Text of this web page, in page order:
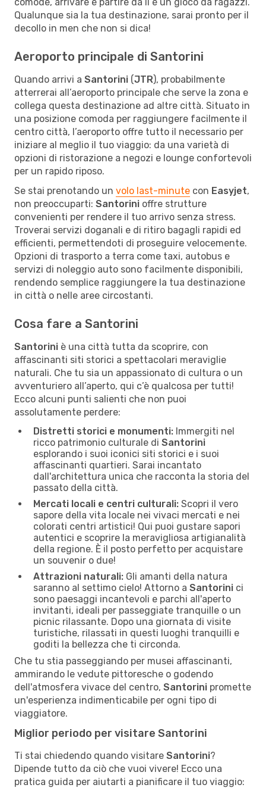
Qualunque sia la tua destinazione, sarai pronto per il
decollo in men che non si dica!
Aeroporto principale di Santorini
Quando arrivi a Santorini (JTR), probabilmente
atterrerai all’aeroporto principale che serve la zona e
collega questa destinazione ad altre città. Situato in
una posizione comoda per raggiungere facilmente il
centro città, l’aeroporto offre tutto il necessario per
iniziare al meglio il tuo viaggio: da una varietà di
opzioni di ristorazione a negozi e lounge confortevoli
per un rapido riposo.
Se stai prenotando un volo last-minute con Easyjet,
non preoccuparti: Santorini offre strutture
convenienti per rendere il tuo arrivo senza stress.
Troverai servizi doganali e di ritiro bagagli rapidi ed
efficienti, permettendoti di proseguire velocemente.
Opzioni di trasporto a terra come taxi, autobus e
servizi di noleggio auto sono facilmente disponibili,
rendendo semplice raggiungere la tua destinazione
in città o nelle aree circostanti.
Cosa fare a Santorini
Santorini è una città tutta da scoprire, con
affascinanti siti storici a spettacolari meraviglie
naturali. Che tu sia un appassionato di cultura o un
avventuriero all’aperto, qui c’è qualcosa per tutti!
Ecco alcuni punti salienti che non puoi
assolutamente perdere:
Distretti storici e monumenti: Immergiti nel
ricco patrimonio culturale di Santorini
esplorando i suoi iconici siti storici e i suoi
affascinanti quartieri. Sarai incantato
dall'architettura unica che racconta la storia del
passato della città.
Mercati locali e centri culturali: Scopri il vero
sapore della vita locale nei vivaci mercati e nei
colorati centri artistici! Qui puoi gustare sapori
autentici e scoprire la meravigliosa artigianalità
della regione. È il posto perfetto per acquistare
un souvenir o due!
Attrazioni naturali: Gli amanti della natura
saranno al settimo cielo! Attorno a Santorini ci
sono paesaggi incantevoli e parchi all'aperto
invitanti, ideali per passeggiate tranquille o un
picnic rilassante. Dopo una giornata di visite
turistiche, rilassati in questi luoghi tranquilli e
goditi la bellezza che ti circonda.
Che tu stia passeggiando per musei affascinanti,
ammirando le vedute pittoresche o godendo
dell'atmosfera vivace del centro, Santorini promette
un'esperienza indimenticabile per ogni tipo di
viaggiatore.
Miglior periodo per visitare Santorini
Ti stai chiedendo quando visitare Santorini?
Dipende tutto da ciò che vuoi vivere! Ecco una
pratica guida per aiutarti a pianificare il tuo viaggio: